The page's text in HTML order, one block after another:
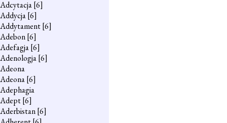
Adcytacja[6]
Addycja[6]
Addytament[6]
Adebon[6]
Adefagja[6]
Adenologja[6]
Adeona
Adeona[6]
Adephagia
Adept[6]
Aderbistan[6]